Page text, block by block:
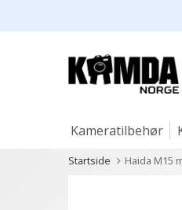
Kameratilbehør
Studio og lys
Startside Haida M15